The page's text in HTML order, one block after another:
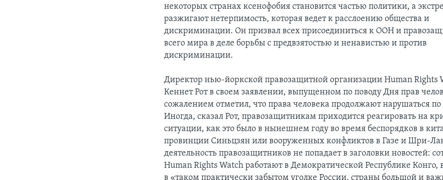
некоторых странах ксенофобия становится частью политики, а
разжигают нетерпимость, которая ведет к расслоению общества и
дискриминации. Он призвал всех присоединиться к ООН и
всего мира в деле борьбы с предвзятостью и ненавистью и против
дискриминации.
Директор нью-йоркской правозащитной организации Human Rights
Кеннет Рот в своем заявлении, выпущенном по поводу Дня прав
сожалением отметил, что права человека продолжают нарушаться
Иногда, сказал Рот, правозащитникам приходится реагировать на
ситуации, как это было в нынешнем году во время беспорядков в
провинции Синьцзян или вооруженных конфликтов в Газе и Шри-
деятельность правозащитников не попадает в заголовки новостей:
Human Rights Watch работают в Демократической Республике
в «таком практически забытом уголке России, страны большой и